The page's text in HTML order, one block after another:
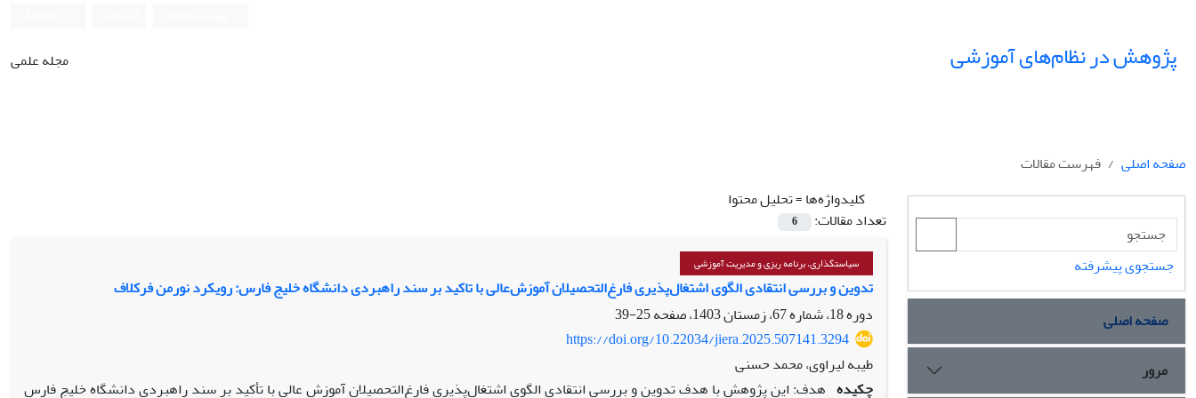
پژوهش در نظام‌های آموزشی مجله علمی
صفحه اصلی
فهرست مقالات
کلیدواژه‌ها =تحلیل محتوا
تعداد مقالات:
6
سیاستگذاری، برنامه ریزی و مدیریت آموزشی
تدوین و بررسی انتقادی الگوی اشتغال‌پذیری فارغ‌التحصیلان آموزش‌عالی با تاکید بر سند راهبردی دانشگاه خلیج فارس: رویکرد نورمن فرکلاف
دوره 18، شماره 67، زمستان 1403، صفحه
25-39
https://doi.org/10.22034/jiera.2025.507141.3294
طیبه لیراوی، محمد حسنی
چکیده هدف: این پژوهش با هدف تدوین و بررسی انتقادی الگوی اشتغال‌پذیری فارغ‌التحصیلان آموزش عالی با تأکید بر سند راهبردی دانشگاه‌ خلیج فارس
جستجوی پیشرفته
صفحه اصلی
مرور